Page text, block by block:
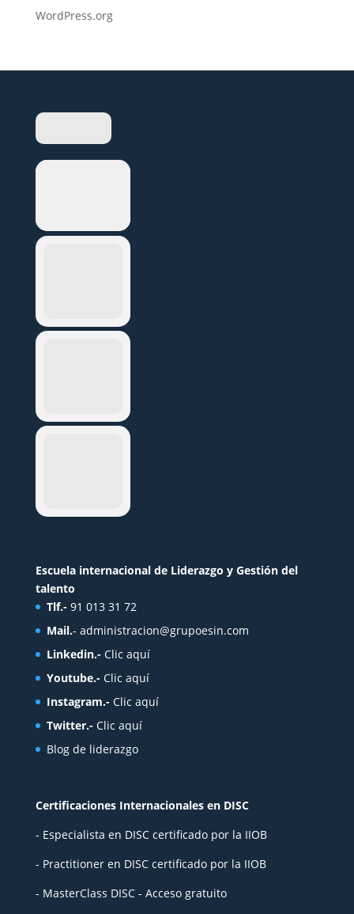
WordPress.org
Escuela internacional de Liderazgo y Gestión del
talento
Tlf.- 91 013 31 72
Mail.- administracion@grupoesin.com
Linkedin.- Clic aquí
Youtube.- Clic aquí
Instagram.- Clic aquí
Twitter.- Clic aquí
Blog de liderazgo
Certificaciones Internacionales en DISC
- Especialista en DISC certificado por la IIOB
- Practitioner en DISC certificado por la IIOB
- MasterClass DISC - Acceso gratuito